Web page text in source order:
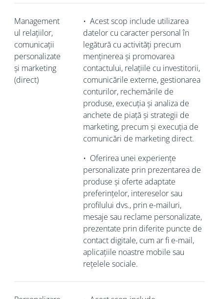
Management
ul relațiilor,
comunicații
personalizate
și marketing
(direct)
• Acest scop include utilizarea
datelor cu caracter personal în
legătură cu activități precum
menținerea și promovarea
contactului, relațiile cu investitorii,
comunicările externe, gestionarea
conturilor, rechemările de
produse, execuția și analiza de
anchete de piață și strategii de
marketing, precum și execuția de
comunicări de marketing direct.
• Oferirea unei experiențe
personalizate prin prezentarea de
produse și oferte adaptate
preferințelor, intereselor sau
profilului dvs., prin e-mailuri,
mesaje sau reclame personalizate,
prezentate prin diferite puncte de
contact digitale, cum ar fi e-mail,
aplicațiile noastre mobile sau
rețelele sociale.